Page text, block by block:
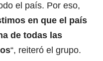
el país. Por eso,
en que el país
de todas las
“, reiteró el grupo.